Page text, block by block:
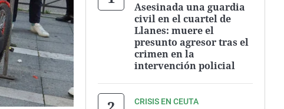
Asesinada una guardia
civil en el cuartel de
Llanes: muere el
presunto agresor tras el
crimen en la
intervención policial
CRISIS EN CEUTA